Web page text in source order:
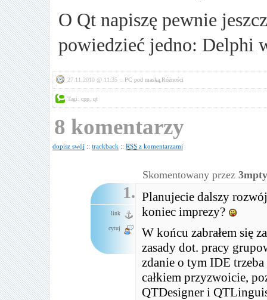
O Qt napiszę pewnie
powiedzieć jedno: Delphi
27.11.2010 @ 11:35 ::PC pod maską ,Różności
Tagi:cpp ,qt
8 komentarzy
dopisz swój ::trackback ::RSS z komentarzami
Skomentowany przez 3mpty
Planujecie dalszy
koniec imprezy?
W końcu zabrałem się
zasady dot. pracy
zdanie o tym IDE
całkiem przyzwoicie,
QTDesigner i
1.
link
cytuj